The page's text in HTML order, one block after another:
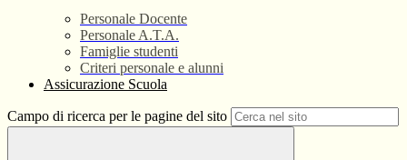
Personale Docente
Personale A.T.A.
Famiglie studenti
Criteri personale e alunni
Assicurazione Scuola
Campo di ricerca per le pagine del sito